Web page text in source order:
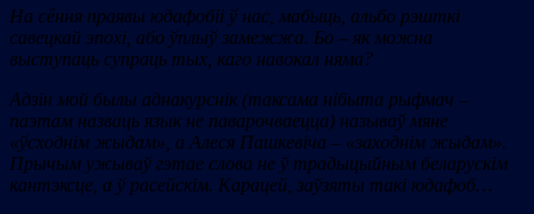
На сёння праявы юдафобіі ў нас, мабыць, альбо рэшткі
савецкай эпохі, або ўплыў замежжа. Бо – як можна
выступаць супраць тых, каго навокал няма?
Адзін мой былы аднакурснік (таксама нібыта рыфмач –
паэтам назваць язык не паварочваецца) называў мяне
«ўсходнім жыдам» , а Алеся Пашкевіча – «заходнім жыдам».
Прычым ужываў гэтае слова не ў традыцыйным беларускім
кантэксце, а ў расейскім. Карацей, заўзяты такі юдафоб…